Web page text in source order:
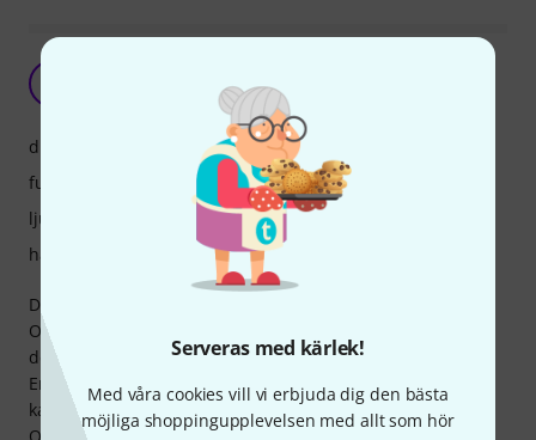
Serveras med kärlek!
Med våra cookies vill vi erbjuda dig den bästa
möjliga shoppingupplevelsen med allt som hör
Masen023 08.11.2021
Det var dags för oss att uppgradera till en digitalmixer,
Och lotten föll på en x32, som har allt vi efterfrågar samt
det lilla extra för den som har kunskap.
Enkelt att överskåda vad som är inställt, märkning på
kanaler.
Och ingen behöver längre känna oron att göra fel
drift
funktioner
ljud
hantverkskvalitet